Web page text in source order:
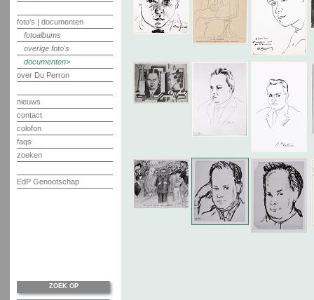
foto's | documenten
fotoalbums
overige foto's
documenten
over Du Perron
nieuws
contact
colofon
faqs
zoeken
EdP Genootschap
ZOEK OP